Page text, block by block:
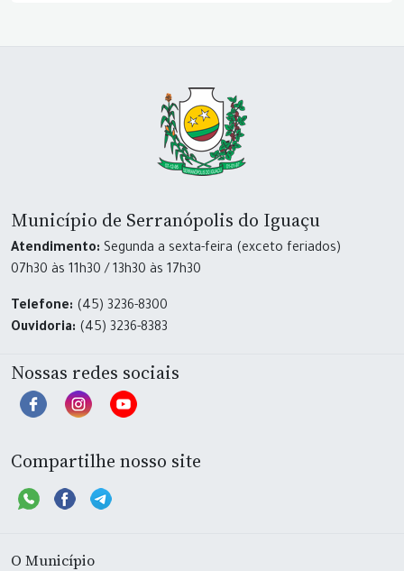
Município de Serranópolis do Iguaçu
Atendimento: Segunda a sexta-feira (exceto feriados)
07h30 às 11h30 / 13h30 às 17h30
Telefone: (45) 3236-8300
Ouvidoria: (45) 3236-8383
Nossas redes sociais
Compartilhe nosso site
O Município